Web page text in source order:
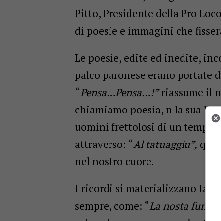
Pitto, Presidente della Pro
di poesie e immagini che
Le poesie, edite ed inedite,
palco paronese erano portate
“Pensa…Pensa…!”riassume il
chiamiamo poesia, n la sua
uomini frettolosi di un tempo
attraverso: “Al tatuaggiu”,
nel nostro cuore.
I ricordi si materializzano
sempre, come: “La nosta funtana